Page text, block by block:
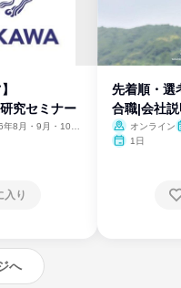
究セミナー
年8月・9月・10
入り
先着順・選
合職|会社
オンライン
1日
へ